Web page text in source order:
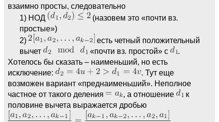
взаимно просты, следовательно
1) НОД
(назовем это «почти вз.
простые»)
2)
есть четный положительный
вычет
«почти вз. простой» с
.
Хотелось бы сказать – наименьший, но есть
исключение:
. Тут еще
возможен вариант «преднаименьший». Неполное
частное от такого деления
, а отношение
к
половине вычета выражается дробью